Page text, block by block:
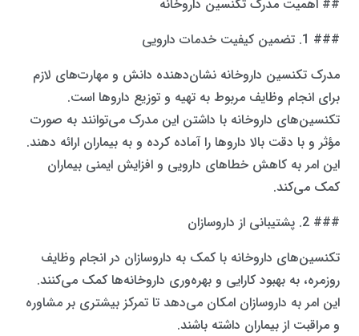
## اهمیت مدرک تکنسین داروخانه
### 1. تضمین کیفیت خدمات دارویی
مدرک تکنسین داروخانه نشان‌دهنده دانش و مهارت‌های لازم
برای انجام وظایف مربوط به تهیه و توزیع داروها است.
تکنسین‌های داروخانه با داشتن این مدرک می‌توانند به صورت
مؤثر و با دقت بالا داروها را آماده کرده و به بیماران ارائه دهند.
این امر به کاهش خطاهای دارویی و افزایش ایمنی بیماران
کمک می‌کند.
### 2. پشتیبانی از داروسازان
تکنسین‌های داروخانه با کمک به داروسازان در انجام وظایف
روزمره، به بهبود کارایی و بهره‌وری داروخانه‌ها کمک می‌کنند.
این امر به داروسازان امکان می‌دهد تا تمرکز بیشتری بر مشاوره
و مراقبت از بیماران داشته باشند.